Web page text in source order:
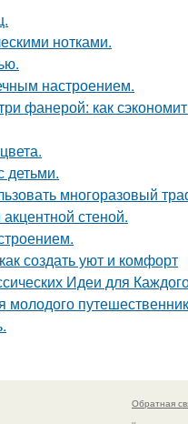
нотками.
настроением.
фанерой: как
детьми.
многоразовый
стеной.
создать уют и комфорт
Идеи для
молодого
Обратная